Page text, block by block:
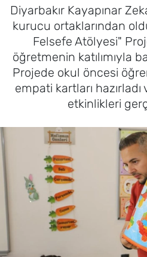
Diyarbakır Kayapınar
kurucu ortaklarından
Felsefe Atölyesi"
öğretmenin katılımıyla
Projede okul öncesi
empati kartları
etkinlikleri